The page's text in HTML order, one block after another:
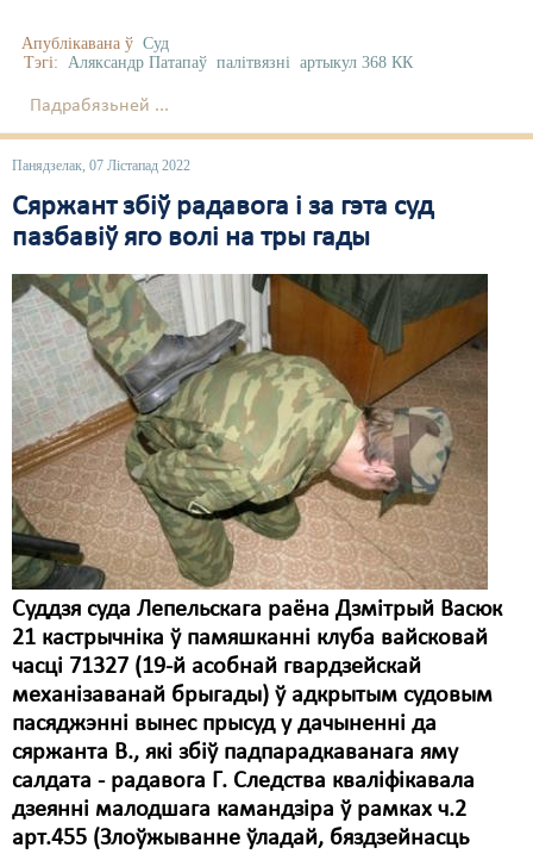
Апублікавана ў Суд
Тэгі: Аляксандр Патапаў палітвязні артыкул 368 КК
Падрабязьней ...
Панядзелак, 07 Лістапад 2022
Сяржант збіў радавога і за гэта суд
пазбавіў яго волі на тры гады
Суддзя суда Лепельскага раёна Дзмітрый Васюк
21 кастрычніка ў памяшканні клуба вайсковай
часці 71327 (19-й асобнай гвардзейскай
механізаванай брыгады) ў адкрытым судовым
пасяджэнні вынес прысуд у дачыненні да
сяржанта В., які збіў падпарадкаванага яму
салдата - радавога Г. Следства кваліфікавала
дзеянні малодшага камандзіра ў рамках ч.2
арт.455 (Злоўжыванне ўладай, бяздзейнасць